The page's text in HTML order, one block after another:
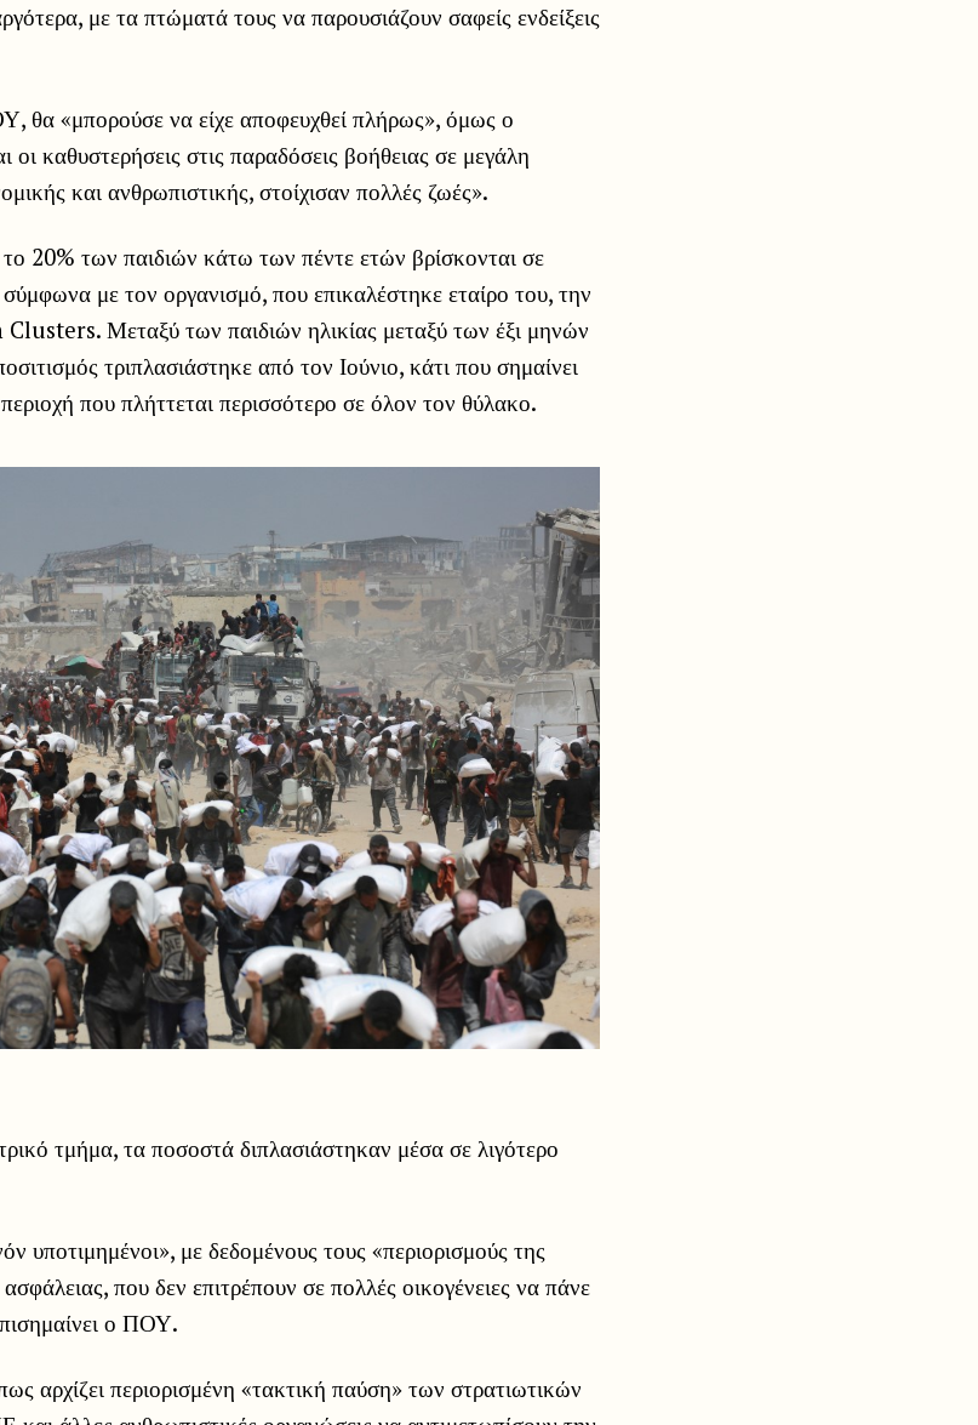
με τα πτώματά τους να παρουσιάζουν σαφείς ενδείξεις
θα «μπορούσε να είχε αποφευχθεί πλήρως», όμως ο
οι καθυστερήσεις στις παραδόσεις βοήθειας σε μεγάλη
και ανθρωπιστικής, στοίχισαν πολλές ζωές».
20% των παιδιών κάτω των πέντε ετών βρίσκονται σε
με τον οργανισμό, που επικαλέστηκε εταίρο του, την
Μεταξύ των παιδιών ηλικίας μεταξύ των έξι μηνών
τριπλασιάστηκε από τον Ιούνιο, κάτι που σημαίνει
που πλήττεται περισσότερο σε όλον τον θύλακο.
τμήμα, τα ποσοστά διπλασιάστηκαν μέσα σε λιγότερο
υποτιμημένοι», με δεδομένους τους «περιορισμούς της
που δεν επιτρέπουν σε πολλές οικογένειες να πάνε
ο ΠΟΥ.
αρχίζει περιορισμένη «τακτική παύση» των στρατιωτικών